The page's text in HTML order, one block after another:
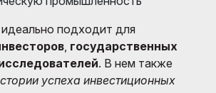
подходит для
государственных
. В нем также
успеха инвестиционных